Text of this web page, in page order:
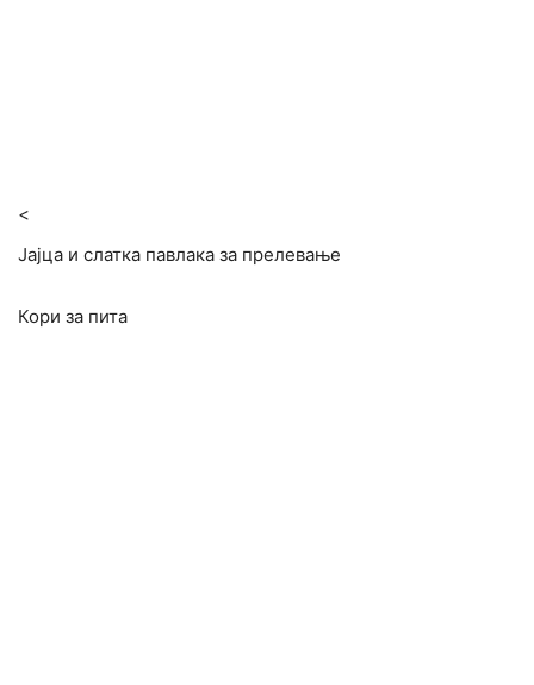
<
Јајца и слатка павлака за прелевање
Кори за пита